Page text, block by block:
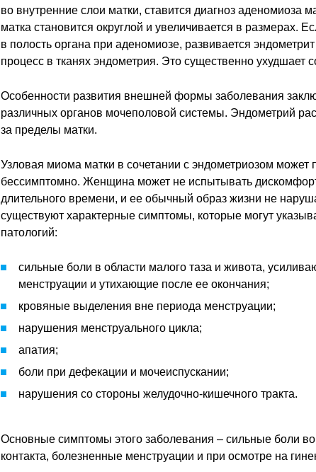
во внутренние слои матки, ставится диагноз аденомиоза
матка становится округлой и увеличивается в размерах.
в полость органа при аденомиозе, развивается
процесс в тканях эндометрия. Это существенно ухудшает
Особенности развития внешней формы заболевания
различных органов мочеполовой системы. Эндометрий
за пределы матки.
Узловая миома матки в сочетании с эндометриозом может
бессимптомно. Женщина может не испытывать
длительного времени, и ее обычный образ жизни не
существуют характерные симптомы, которые могут
патологий:
сильные боли в области малого таза и живота,
менструации и утихающие после ее окончания;
кровяные выделения вне периода менструации;
нарушения менструального цикла;
апатия;
боли при дефекации и мочеиспускании;
нарушения со стороны желудочно-кишечного тракта.
Основные симптомы этого заболевания – сильные боли во
контакта, болезненные менструации и при осмотре на